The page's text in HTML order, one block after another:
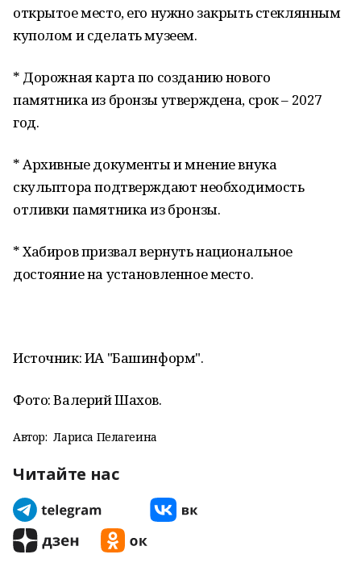
открытое место, его нужно закрыть стеклянным
куполом и сделать музеем.
* Дорожная карта по созданию нового
памятника из бронзы утверждена, срок – 2027
год.
* Архивные документы и мнение внука
скульптора подтверждают необходимость
отливки памятника из бронзы.
* Хабиров призвал вернуть национальное
достояние на установленное место.
Источник: ИА "Башинформ".
Фото: Валерий Шахов.
Автор: Лариса Пелагеина
Читайте нас